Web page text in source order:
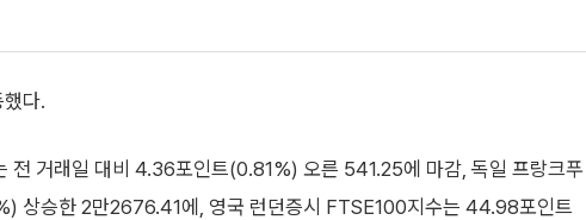
다.
전 거래일 대비 4.36포인트(0.81%) 오른 541.25에 마감, 독일 프랑크푸
상승한 2만2676.41에, 영국 런던증시 FTSE100지수는 44.98포인트